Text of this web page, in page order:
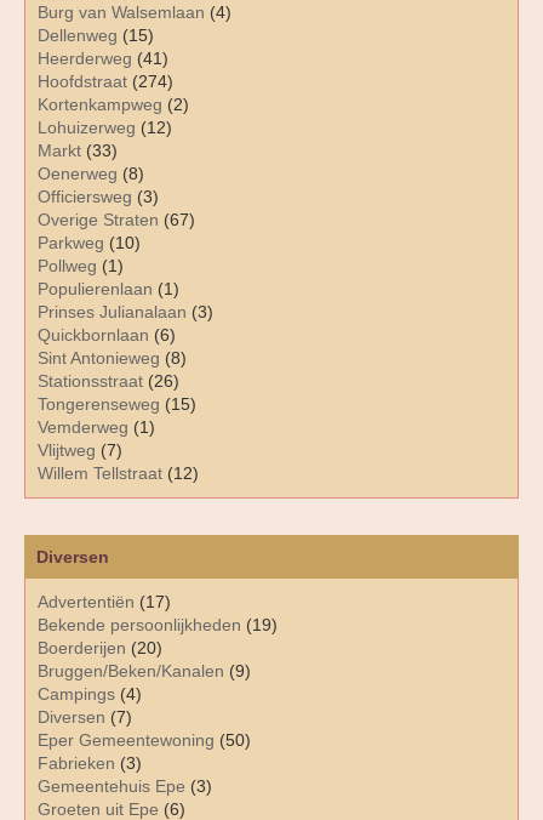
Diversen
Advertentiën (17)
Bekende persoonlijkheden (19)
Boerderijen (20)
Bruggen/Beken/Kanalen (9)
Campings (4)
Diversen (7)
Eper Gemeentewoning (50)
Fabrieken (3)
Gemeentehuis Epe (3)
Groeten uit Epe (6)
Burg van Walsemlaan (4)
Dellenweg (15)
Heerderweg (41)
Hoofdstraat (274)
Kortenkampweg (2)
Lohuizerweg (12)
Markt (33)
Oenerweg (8)
Officiersweg (3)
Overige Straten (67)
Parkweg (10)
Pollweg (1)
Populierenlaan (1)
Prinses Julianalaan (3)
Quickbornlaan (6)
Sint Antonieweg (8)
Stationsstraat (26)
Tongerenseweg (15)
Vemderweg (1)
Vlijtweg (7)
Willem Tellstraat (12)